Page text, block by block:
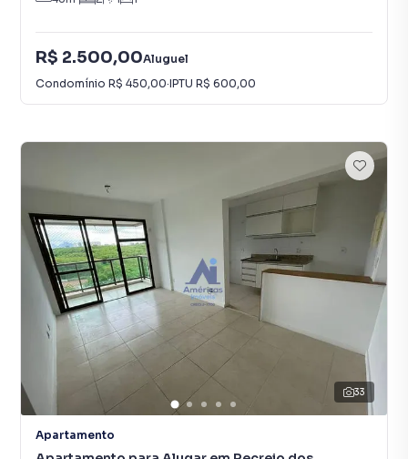
R$ 2.500,00Aluguel
Condomínio R$ 450,00·IPTU R$ 600,00
33
Apartamento